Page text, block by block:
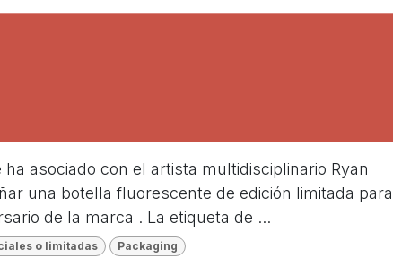
asociado con el artista multidisciplinario Ryan
una botella fluorescente de edición limitada para
de la marca . La etiqueta de ...
o limitadas Packaging